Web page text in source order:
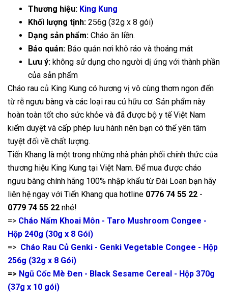
Thương hiệu: King Kung
Khối lượng tịnh: 256g (32g x 8 gói)
Dạng sản phẩm: Cháo ăn liền.
Bảo quản: Bảo quản nơi khô ráo và thoáng mát
Lưu ý: không sử dụng cho người dị ứng với thành phần
của sản phẩm
Cháo rau củ King Kung có hương vị vô cùng thơm ngon đến
từ rễ ngưu bàng và các loại rau củ hữu cơ. Sản phẩm này
hoàn toàn tốt cho sức khỏe và đã được bộ y tế Việt Nam
kiểm duyệt và cấp phép lưu hành nên bạn có thể yên tâm
tuyệt đối về chất lượng.
Tiến Khang là một trong những nhà phân phối chính thức của
thương hiệu King Kung tại Việt Nam. Để mua được cháo
ngưu bàng chính hãng 100% nhập khẩu từ Đài Loan bạn hãy
liên hệ ngay với Tiến Khang qua hotline 0776 74 55 22 -
0779 74 55 22 nhé!
=> Cháo Nấm Khoai Môn - Taro Mushroom Congee -
Hộp 240g (30g x 8 Gói)
=> Cháo Rau Củ Genki - Genki Vegetable Congee - Hộp
256g (32g x 8 Gói)
=> Ngũ Cốc Mè Đen - Black Sesame Cereal - Hộp 370g
(37g x 10 gói)
2 Đang diễn ra